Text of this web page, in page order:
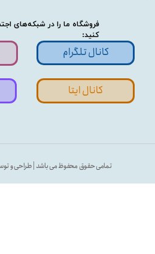
فروشگاه ما را در شبکه‌های
کنید:
تمامی حقوق محفوظ می باشد | طراحی و
کانال تلگرام
کانال ایتا